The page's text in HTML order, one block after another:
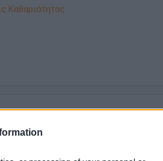
Καθαριότητας